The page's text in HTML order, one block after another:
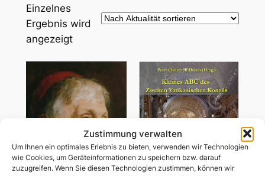
Zustimmung verwalten
Um Ihnen ein optimales Erlebnis zu bieten, verwenden wir Technologien
wie Cookies, um Geräteinformationen zu speichern bzw. darauf
zuzugreifen. Wenn Sie diesen Technologien zustimmen, können wir
Einzelnes
Ergebnis wird
angezeigt